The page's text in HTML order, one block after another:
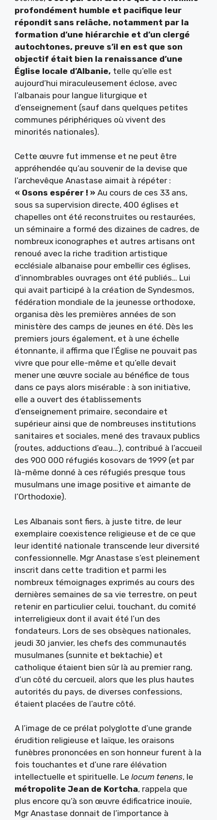
profondément humble et pacifique leur
répondit sans relâche, notamment par la
formation d’une hiérarchie et d’un clergé
autochtones, preuve s’il en est que son
objectif était bien la renaissance d’une
Église locale d’Albanie, telle qu’elle est
aujourd’hui miraculeusement éclose, avec
l’albanais pour langue liturgique et
d’enseignement (sauf dans quelques petites
communes périphériques où vivent des
minorités nationales).
Cette œuvre fut immense et ne peut être
appréhendée qu’au souvenir de la devise que
l’archevêque Anastase aimait à répéter :
« Osons espérer ! » Au cours de ces 33 ans,
sous sa supervision directe, 400 églises et
chapelles ont été reconstruites ou restaurées,
un séminaire a formé des dizaines de cadres, de
nombreux iconographes et autres artisans ont
renoué avec la riche tradition artistique
ecclésiale albanaise pour embellir ces églises,
d’innombrables ouvrages ont été publiés… Lui
qui avait participé à la création de Syndesmos,
fédération mondiale de la jeunesse orthodoxe,
organisa dès les premières années de son
ministère des camps de jeunes en été. Dès les
premiers jours également, et à une échelle
étonnante, il affirma que l’Église ne pouvait pas
vivre que pour elle-même et qu’elle devait
mener une œuvre sociale au bénéfice de tous
dans ce pays alors misérable : à son initiative,
elle a ouvert des établissements
d’enseignement primaire, secondaire et
supérieur ainsi que de nombreuses institutions
sanitaires et sociales, mené des travaux publics
(routes, adductions d’eau…), contribué à l’accueil
des 900 000 réfugiés kosovars de 1999 (et par
là-même donné à ces réfugiés presque tous
musulmans une image positive et aimante de
l’Orthodoxie).
Les Albanais sont fiers, à juste titre, de leur
exemplaire coexistence religieuse et de ce que
leur identité nationale transcende leur diversité
confessionnelle. Mgr Anastase s’est pleinement
inscrit dans cette tradition et parmi les
nombreux témoignages exprimés au cours des
dernières semaines de sa vie terrestre, on peut
retenir en particulier celui, touchant, du comité
interreligieux dont il avait été l’un des
fondateurs. Lors de ses obsèques nationales,
jeudi 30 janvier, les chefs des communautés
musulmanes (sunnite et bektachie) et
catholique étaient bien sûr là au premier rang,
d’un côté du cercueil, alors que les plus hautes
autorités du pays, de diverses confessions,
étaient placées de l’autre côté.
A l’image de ce prélat polyglotte d’une grande
érudition religieuse et laïque, les oraisons
funèbres prononcées en son honneur furent à la
fois touchantes et d’une rare élévation
intellectuelle et spirituelle. Le locum tenens, le
métropolite Jean de Kortcha, rappela que
plus encore qu’à son œuvre édificatrice inouïe,
Mgr Anastase donnait de l’importance à